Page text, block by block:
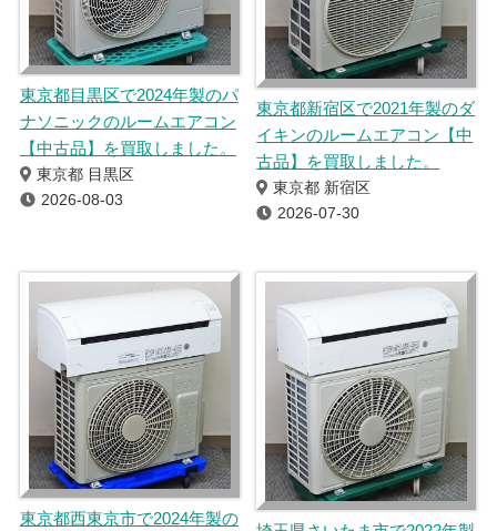
東京都目黒区で2024年製のパ
ナソニックのルームエアコン
【中古品】を買取しました。
東京都 目黒区
2026-08-03
東京都新宿区で2021年製のダ
イキンのルームエアコン【中
古品】を買取しました。
東京都 新宿区
2026-07-30
東京都西東京市で2024年製の